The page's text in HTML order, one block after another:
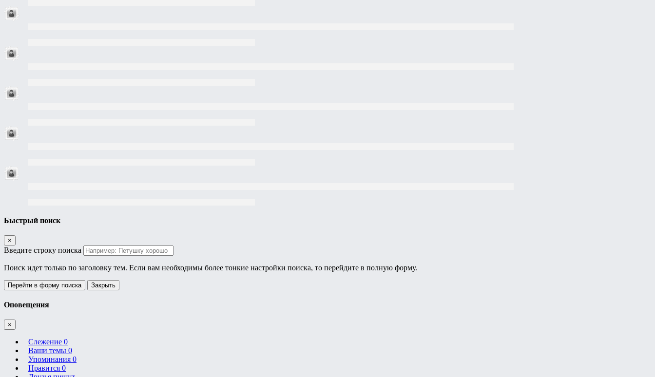
Быстрый поиск
×
Введите строку поиска
Поиск идет только по заголовку тем. Если вам необходимы более тонкие настройки поиска, то перейдите в полную форму.
Перейти в форму поиска Закрыть
Оповещения
×
Слежение 0
Ваши темы 0
Упоминания 0
Нравится 0